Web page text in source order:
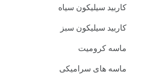
کاربید سیلیکون سیاه
کاربید سیلیکون سبز
ماسه کرومیت
ماسه های سرامیکی